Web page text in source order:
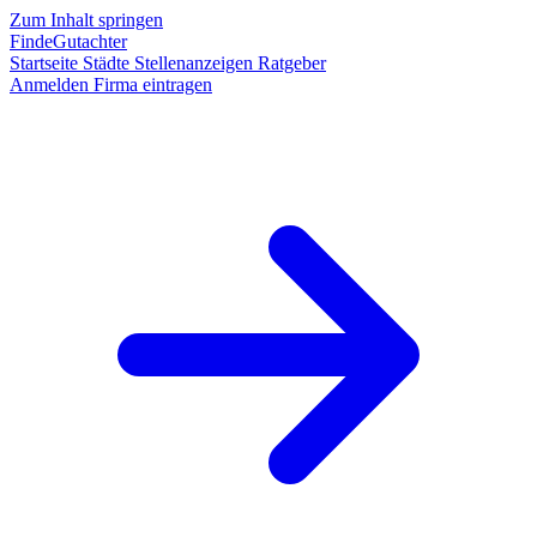
Zum Inhalt springen
FindeGutachter
Startseite Städte Stellenanzeigen Ratgeber
Anmelden Firma eintragen